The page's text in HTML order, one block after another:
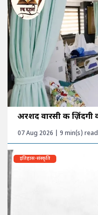
अरशद वारसी की
07 Aug 2026 | 9 min(s) read
इतिहास-संस्कृति